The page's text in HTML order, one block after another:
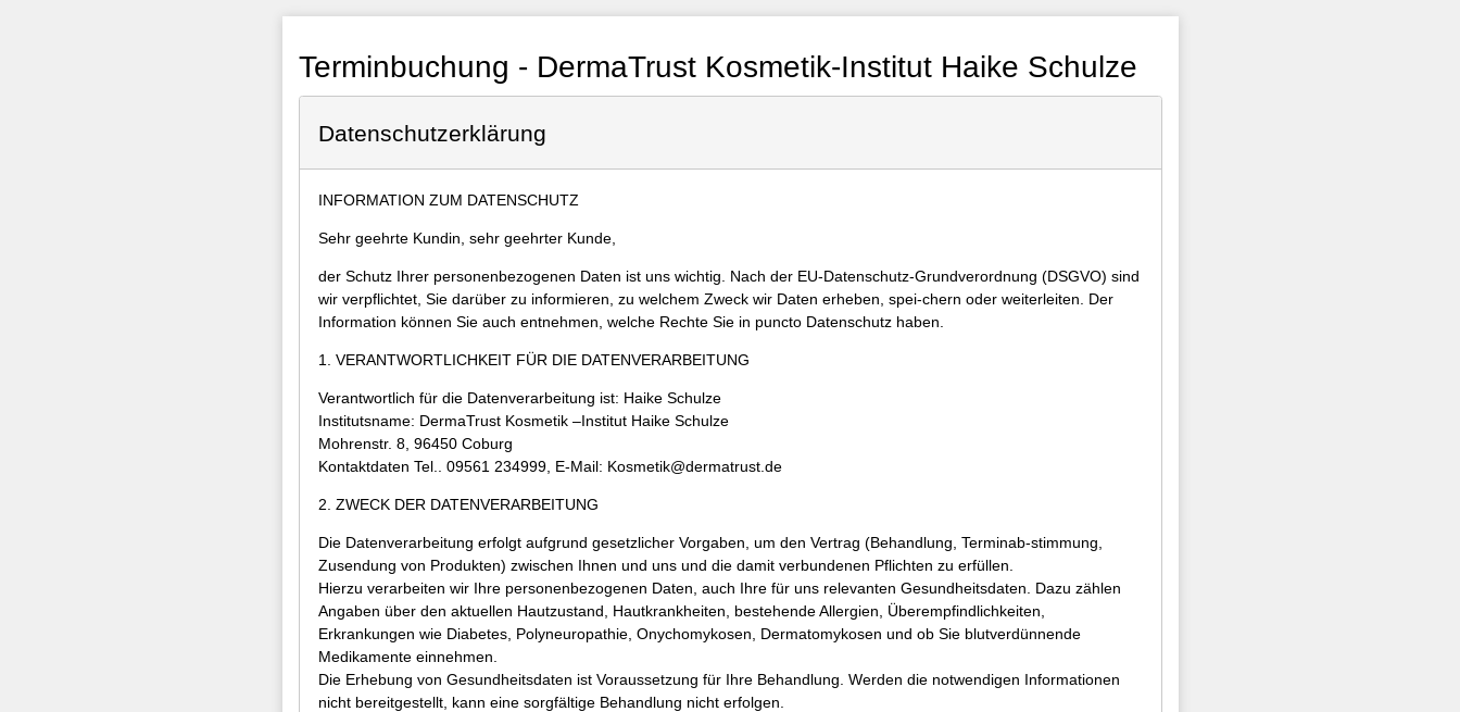
Terminbuchung - DermaTrust Kosmetik-Institut Haike Schulze
Datenschutzerklärung
INFORMATION ZUM DATENSCHUTZ
Sehr geehrte Kundin, sehr geehrter Kunde,
der Schutz Ihrer personenbezogenen Daten ist uns wichtig. Nach der EU-Datenschutz-Grundverordnung (DSGVO) sind
wir verpflichtet, Sie darüber zu informieren, zu welchem Zweck wir Daten erheben, spei-chern oder weiterleiten. Der
Information können Sie auch entnehmen, welche Rechte Sie in puncto Datenschutz haben.
1. VERANTWORTLICHKEIT FÜR DIE DATENVERARBEITUNG
Verantwortlich für die Datenverarbeitung ist: Haike Schulze
Institutsname: DermaTrust Kosmetik –Institut Haike Schulze
Mohrenstr. 8, 96450 Coburg
Kontaktdaten Tel.. 09561 234999, E-Mail: Kosmetik@dermatrust.de
2. ZWECK DER DATENVERARBEITUNG
Die Datenverarbeitung erfolgt aufgrund gesetzlicher Vorgaben, um den Vertrag (Behandlung, Terminab-stimmung,
Zusendung von Produkten) zwischen Ihnen und uns und die damit verbundenen Pflichten zu erfüllen.
Hierzu verarbeiten wir Ihre personenbezogenen Daten, auch Ihre für uns relevanten Gesundheitsdaten. Dazu zählen
Angaben über den aktuellen Hautzustand, Hautkrankheiten, bestehende Allergien, Überempfindlichkeiten,
Erkrankungen wie Diabetes, Polyneuropathie, Onychomykosen, Dermatomykosen und ob Sie blutverdünnende
Medikamente einnehmen.
Die Erhebung von Gesundheitsdaten ist Voraussetzung für Ihre Behandlung. Werden die notwendigen Informationen
nicht bereitgestellt, kann eine sorgfältige Behandlung nicht erfolgen.